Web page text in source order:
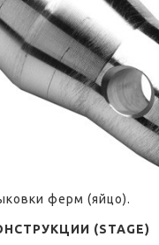
ферм (яйцо).
(STAGE)